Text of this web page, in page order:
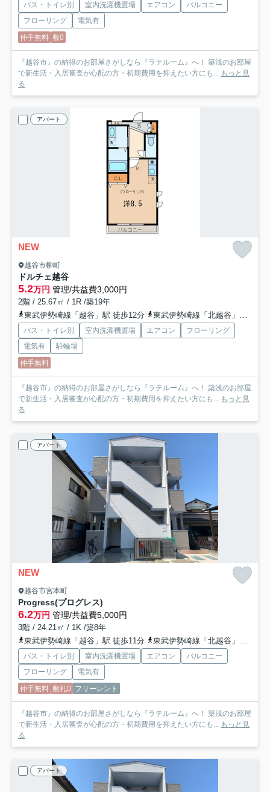
バス・トイレ別 室内洗濯機置場 エアコン
バルコニー
フローリング
電気有
仲手無料 敷0
『越谷市』の納得のお部屋さがしなら『ラテルーム』へ！ 築浅のお部屋
で新生活・入居審査が心配の方・初期費用を抑えたい方にも... もっと見
る
アパート
NEW
越谷市柳町
ドルチェ越谷
5.2万円 管理/共益費3,000円
2階 / 25.67㎡ / 1R /築19年
東武伊勢崎線「越谷」駅 徒歩12分
東武伊勢崎線「北越谷」駅 徒歩19分
バス・トイレ別 室内洗濯機置場 エアコン
フローリング
電気有
駐輪場
仲手無料
『越谷市』の納得のお部屋さがしなら『ラテルーム』へ！ 築浅のお部屋
で新生活・入居審査が心配の方・初期費用を抑えたい方にも... もっと見
る
アパート
NEW
越谷市宮本町
Progress(プログレス)
6.2万円 管理/共益費5,000円
3階 / 24.21㎡ / 1K /築8年
東武伊勢崎線「越谷」駅 徒歩11分
東武伊勢崎線「北越谷」駅 徒歩14分
バス・トイレ別 室内洗濯機置場 エアコン
バルコニー
フローリング
電気有
仲手無料 敷礼0 フリーレント
『越谷市』の納得のお部屋さがしなら『ラテルーム』へ！ 築浅のお部屋
で新生活・入居審査が心配の方・初期費用を抑えたい方にも... もっと見
る
アパート